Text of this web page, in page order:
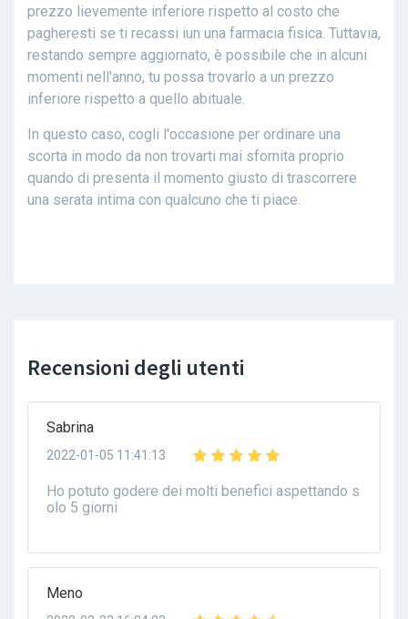
prezzo lievemente inferiore rispetto al costo che
pagheresti se ti recassi iun una farmacia fisica. Tuttavia,
restando sempre aggiornato, è possibile che in alcuni
momenti nell'anno, tu possa trovarlo a un prezzo
inferiore rispetto a quello abituale.
In questo caso, cogli l'occasione per ordinare una
scorta in modo da non trovarti mai sfornita proprio
quando di presenta il momento giusto di trascorrere
una serata intima con qualcuno che ti piace.
Recensioni degli utenti
Sabrina
2022-01-05 11:41:13
Ho potuto godere dei molti benefici aspettando s
olo 5 giorni
Meno